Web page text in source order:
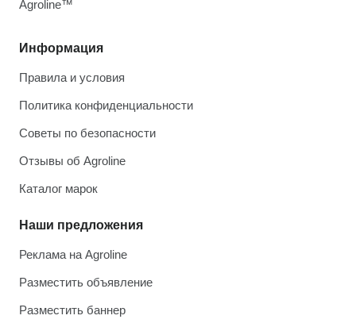
Информация
Правила и условия
Политика конфиденциальности
Советы по безопасности
Отзывы об Agroline
Каталог марок
Наши предложения
Реклама на Agroline
Разместить объявление
Разместить баннер
Agroline™